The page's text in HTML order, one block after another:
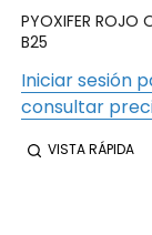
PYOXIFER ROJO
B25
Iniciar sesión
consultar
VISTA RÁPIDA